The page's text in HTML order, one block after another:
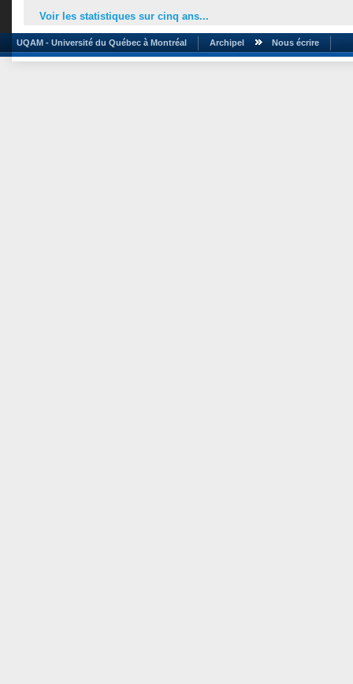
Voir les statistiques sur cinq ans...
UQAM - Université du Québec à Montréal Archipel Nous écrire